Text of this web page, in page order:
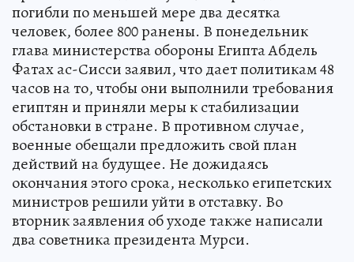
погибли по меньшей мере два десятка
человек, более 800 ранены. В понедельник
глава министерства обороны Египта Абдель
Фатах ас-Сисси заявил, что дает политикам 48
часов на то, чтобы они выполнили требования
египтян и приняли меры к стабилизации
обстановки в стране. В противном случае,
военные обещали предложить свой план
действий на будущее. Не дожидаясь
окончания этого срока, несколько египетских
министров решили уйти в отставку. Во
вторник заявления об уходе также написали
два советника президента Мурси.